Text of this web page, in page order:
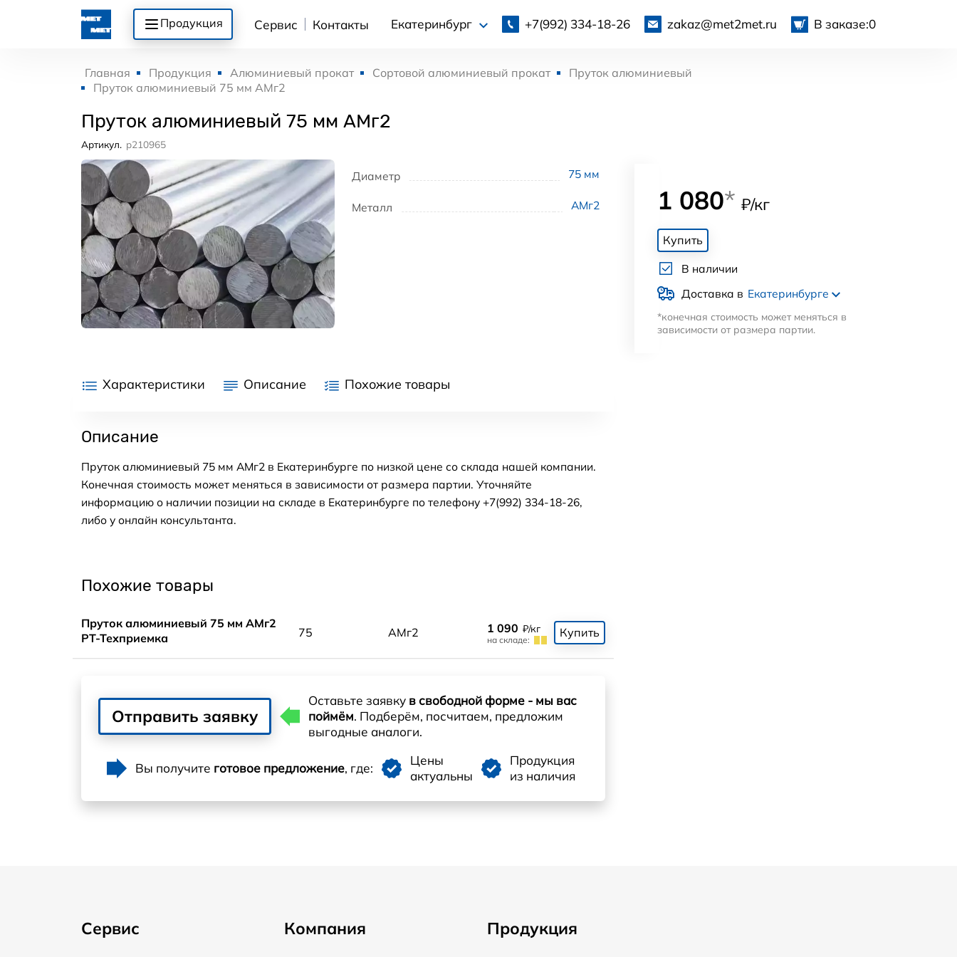
Продукция Сервис Контакты Екатеринбург +7(992) 334-18-26 zakaz@met2met.ru В заказе:0
Главная Продукция Алюминиевый прокат Сортовой алюминиевый прокат
Пруток алюминиевый
Пруток алюминиевый 75 мм АМг2
Пруток алюминиевый 75 мм АМг2
Артикул. p210965
Диаметр 75 мм
Металл АМг2 1 080* ₽/кг
Купить
В наличии
Доставка в Екатеринбурге
*конечная стоимость может меняться в
зависимости от размера партии.
Характеристики Описание Похожие товары
Описание
Пруток алюминиевый 75 мм АМг2 в Екатеринбурге по низкой цене со склада нашей компании.
Конечная стоимость может меняться в зависимости от размера партии. Уточняйте
информацию о наличии позиции на складе в Екатеринбурге по телефону +7(992) 334-18-26,
либо у онлайн консультанта.
Похожие товары
Пруток алюминиевый 75 мм АМг2
РТ-Техприемка
75 АМг2 1 090 ₽/кг
на складе:
Купить
Отправить заявку
Оставьте заявку в свободной форме - мы вас
поймём. Подберём, посчитаем, предложим
выгодные аналоги.
Вы получите готовое предложение, где:
Цены
актуальны
Продукция
из наличия
Сервис Компания Продукция